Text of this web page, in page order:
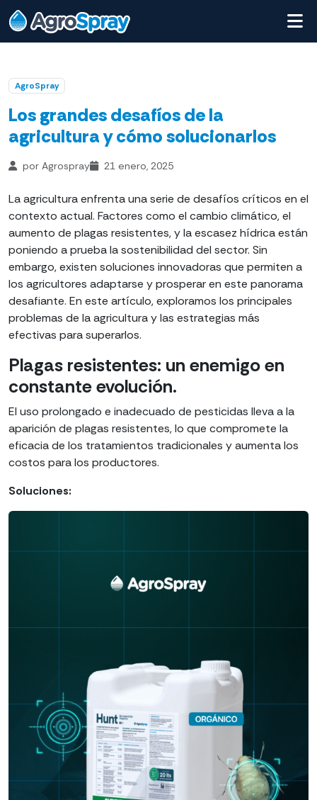
AgroSpray
Los grandes desafíos de la
agricultura y cómo solucionarlos
por Agrospray 21 enero, 2025
La agricultura enfrenta una serie de desafíos críticos en el
contexto actual. Factores como el cambio climático, el
aumento de plagas resistentes, y la escasez hídrica están
poniendo a prueba la sostenibilidad del sector. Sin
embargo, existen soluciones innovadoras que permiten a
los agricultores adaptarse y prosperar en este panorama
desafiante. En este artículo, exploramos los principales
problemas de la agricultura y las estrategias más
efectivas para superarlos.
Plagas resistentes: un enemigo en
constante evolución.
El uso prolongado e inadecuado de pesticidas lleva a la
aparición de plagas resistentes, lo que compromete la
eficacia de los tratamientos tradicionales y aumenta los
costos para los productores.
Soluciones: